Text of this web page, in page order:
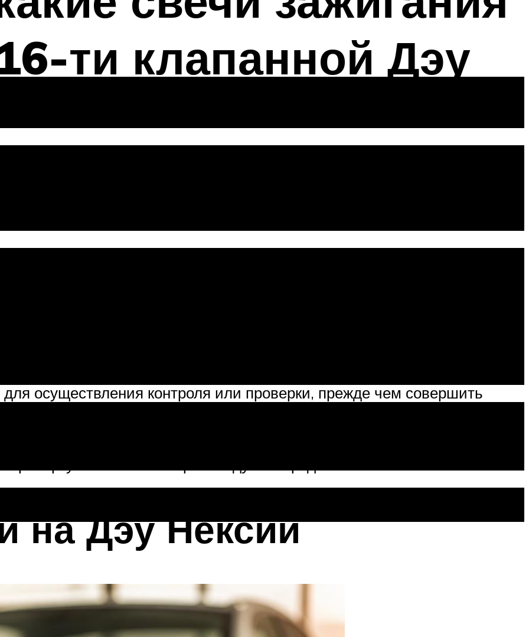
ти клапанной Дэу
для замены свечей
замена свечей зажигания каждые 30 000 км. Эта
ее не стоит. Необходимо постоянно следить и контролировать
очередь, будет касаться автомобилей, с установленным
вид и состояние снятых свечей, нагар на них может вам о многом
осуществления контроля или проверки, прежде чем совершить
стоит, это грозит повреждением изоляционного слоя на среднем
величины зазора между электродами.
на Дэу Нексии